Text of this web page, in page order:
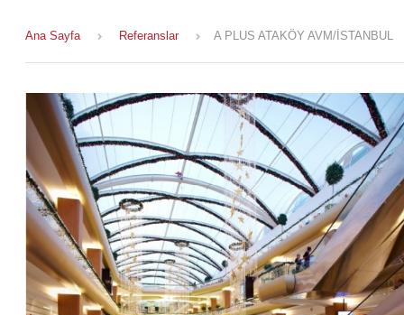
Ana Sayfa Referanslar A PLUS ATAKÖY AVM/İSTANBUL